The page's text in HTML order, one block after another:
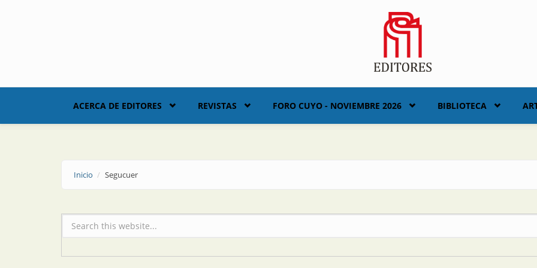
ACERCA DE EDITORES REVISTAS FORO CUYO - NOVIEMBRE 2026 BIBLIOTECA
Inicio Segucuer
Formulario de búsqueda